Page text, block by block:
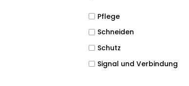
Pflege
Schneiden
Schutz
Signal und Verbindung